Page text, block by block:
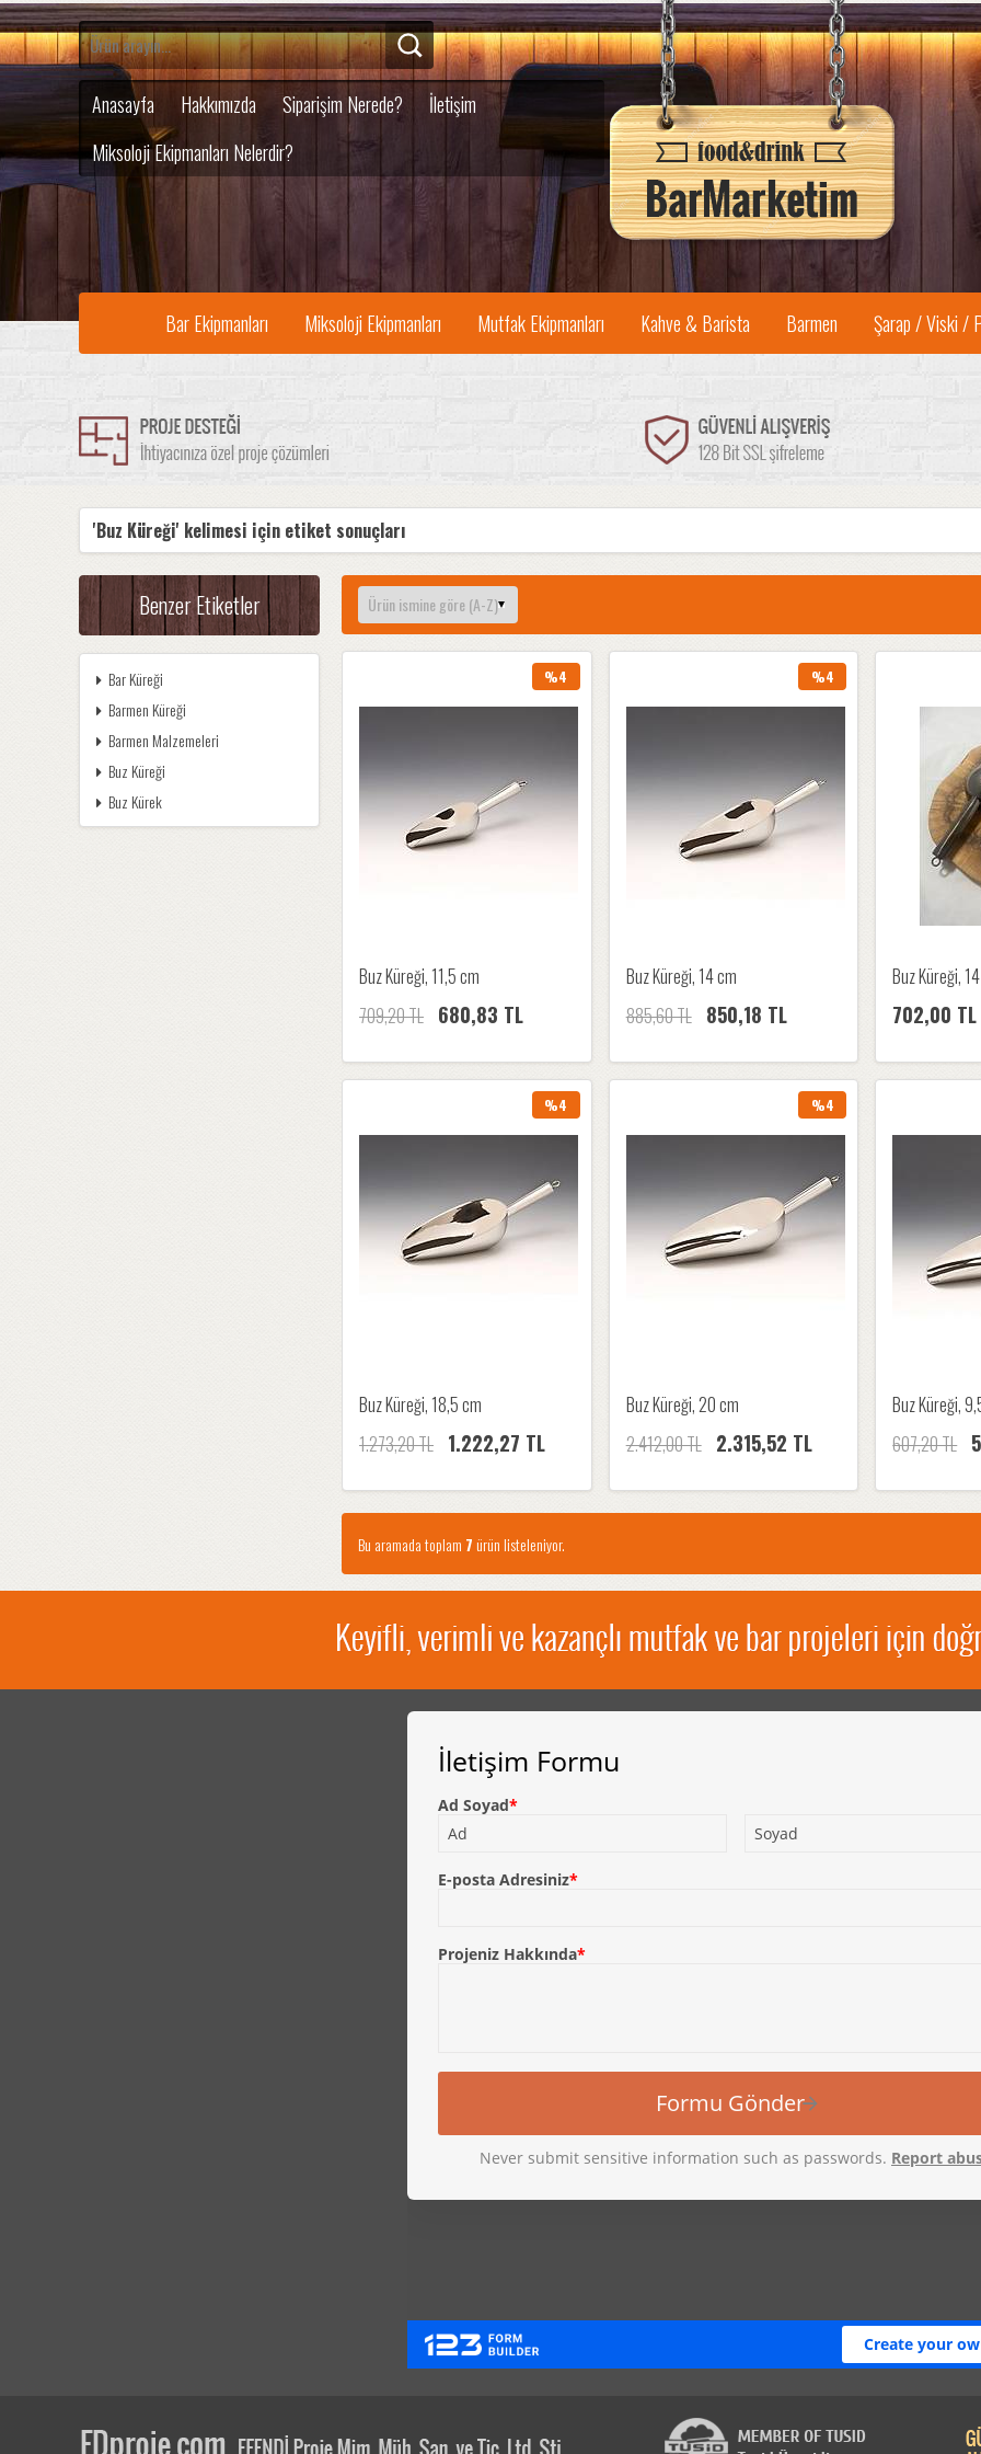
Anasayfa Hakkımızda Siparişim Nerede?
İletişim
Miksoloji Ekipmanları Nelerdir?
Bar Ekipmanları Miksoloji Ekipmanları Mutfak Ekipmanları Kahve & Barista Barmen Şarap / Viski /
'Buz Küreği' kelimesi için etiket sonuçları
Benzer Etiketler
Bar Küreği
Barmen Küreği
Barmen Malzemeleri
Buz Küreği
Buz Kürek
Buz Küreği, 11,5 cm
709,20 TL 680,83 TL
%4
Buz Küreği, 14 cm
885,60 TL 850,18 TL
%4
Buz Küreği,
702,00 TL
Buz Küreği, 18,5 cm
1.273,20 TL 1.222,27 TL
%4
Buz Küreği, 20 cm
2.412,00 TL 2.315,52 TL
%4
Buz Küreği,
607,20 TL
Bu aramada toplam 7ürün listeleniyor.